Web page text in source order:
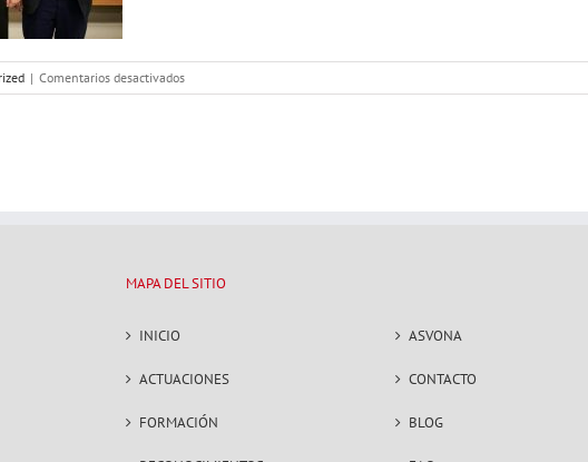
| Comentarios desactivadosen
PREMIOS
MAPA DEL SITIO
INICIO
ACTUACIONES
FORMACIÓN
ASVONA
CONTACTO
BLOG